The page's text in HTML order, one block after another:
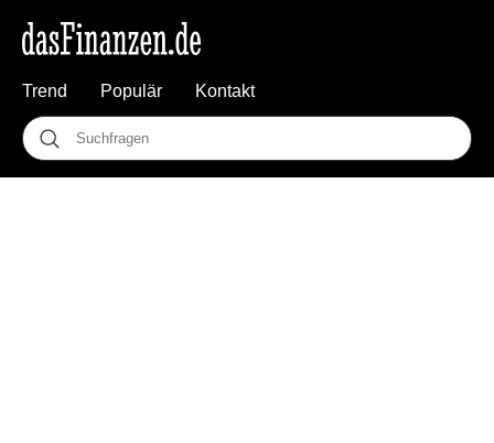
Trend Populär Kontakt